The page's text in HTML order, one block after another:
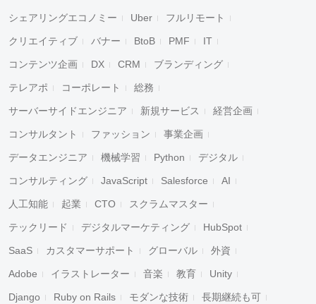
シェアリングエコノミー Uber フルリモート
クリエイティブ バナー BtoB PMF IT
コンテンツ企画 DX CRM ブランディング
テレアポ コーポレート 総務
サーバーサイドエンジニア 新規サービス 経営企画
コンサルタント ファッション 事業企画
データエンジニア 機械学習 Python デジタル
コンサルティング JavaScript Salesforce AI
人工知能 起業 CTO スクラムマスター
テックリード デジタルマーケティング HubSpot
SaaS カスタマーサポート グローバル 外資
Adobe イラストレーター 音楽 教育 Unity
Django Ruby on Rails モダンな技術 長期継続も可